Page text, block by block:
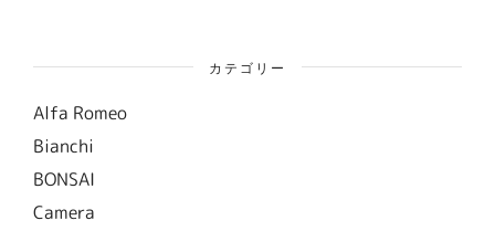
カテゴリー
Alfa Romeo
Bianchi
BONSAI
Camera